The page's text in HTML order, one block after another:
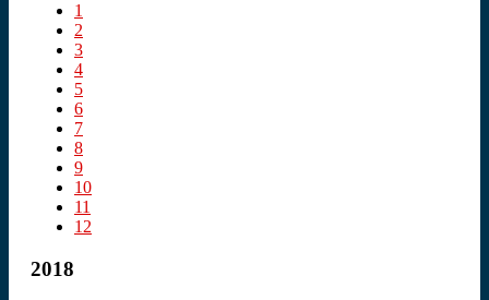
1
2
3
4
5
6
7
8
9
10
11
12
2018